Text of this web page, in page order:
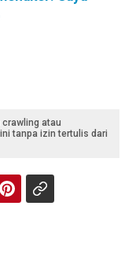
crawling atau
tanpa izin tertulis dari